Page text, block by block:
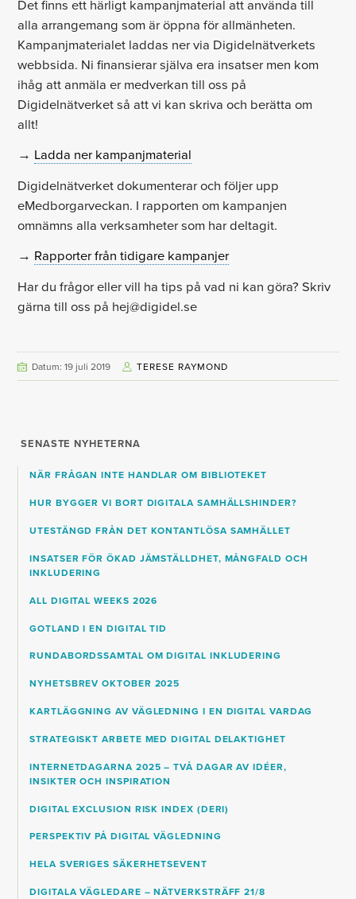
Det finns ett härligt kampanjmaterial att använda till
alla arrangemang som är öppna för allmänheten.
Kampanjmaterialet laddas ner via Digidelnätverkets
webbsida. Ni finansierar själva era insatser men kom
ihåg att anmäla er medverkan till oss på
Digidelnätverket så att vi kan skriva och berätta om
allt!
→ Ladda ner kampanjmaterial
Digidelnätverket dokumenterar och följer upp
eMedborgarveckan. I rapporten om kampanjen
omnämns alla verksamheter som har deltagit.
→ Rapporter från tidigare kampanjer
Har du frågor eller vill ha tips på vad ni kan göra? Skriv
gärna till oss på hej@digidel.se
Datum: 19 juli 2019 TERESE RAYMOND
SENASTE NYHETERNA
NÄR FRÅGAN INTE HANDLAR OM BIBLIOTEKET
HUR BYGGER VI BORT DIGITALA SAMHÄLLSHINDER?
UTESTÄNGD FRÅN DET KONTANTLÖSA SAMHÄLLET
INSATSER FÖR ÖKAD JÄMSTÄLLDHET, MÅNGFALD OCH
INKLUDERING
ALL DIGITAL WEEKS 2026
GOTLAND I EN DIGITAL TID
RUNDABORDSSAMTAL OM DIGITAL INKLUDERING
NYHETSBREV OKTOBER 2025
KARTLÄGGNING AV VÄGLEDNING I EN DIGITAL VARDAG
STRATEGISKT ARBETE MED DIGITAL DELAKTIGHET
INTERNETDAGARNA 2025 – TVÅ DAGAR AV IDÉER,
INSIKTER OCH INSPIRATION
DIGITAL EXCLUSION RISK INDEX (DERI)
PERSPEKTIV PÅ DIGITAL VÄGLEDNING
HELA SVERIGES SÄKERHETSEVENT
DIGITALA VÄGLEDARE – NÄTVERKSTRÄFF 21/8